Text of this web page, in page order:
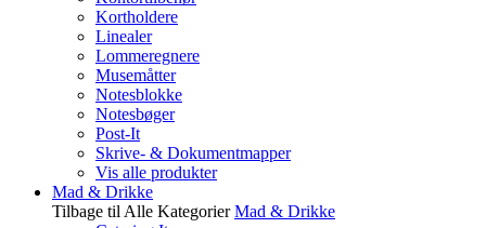
Kortholdere
Linealer
Lommeregnere
Musemåtter
Notesblokke
Notesbøger
Post-It
Skrive- & Dokumentmapper
Vis alle produkter
Mad & Drikke
Tilbage til Alle Kategorier Mad & Drikke